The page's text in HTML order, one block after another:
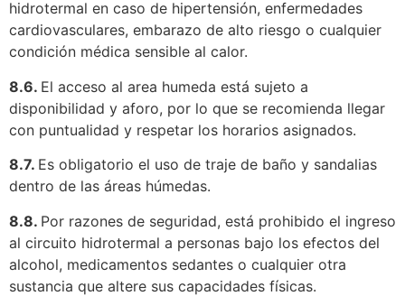
hidrotermal en caso de hipertensión, enfermedades
cardiovasculares, embarazo de alto riesgo o cualquier
condición médica sensible al calor.
8.6. El acceso al area humeda está sujeto a
disponibilidad y aforo, por lo que se recomienda llegar
con puntualidad y respetar los horarios asignados.
8.7. Es obligatorio el uso de traje de baño y sandalias
dentro de las áreas húmedas.
8.8. Por razones de seguridad, está prohibido el ingreso
al circuito hidrotermal a personas bajo los efectos del
alcohol, medicamentos sedantes o cualquier otra
sustancia que altere sus capacidades físicas.